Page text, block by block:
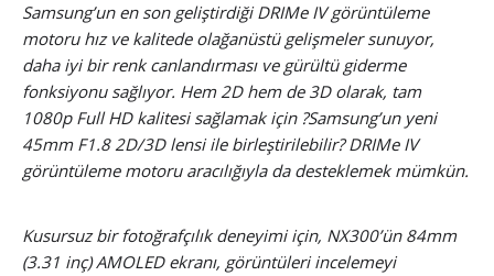
Samsung’un en son geliştirdiği DRIMe IV görüntüleme
motoru hız ve kalitede olağanüstü gelişmeler sunuyor,
daha iyi bir renk canlandırması ve gürültü giderme
fonksiyonu sağlıyor. Hem 2D hem de 3D olarak, tam
1080p Full HD kalitesi sağlamak için ?Samsung’un yeni
45mm F1.8 2D/3D lensi ile birleştirilebilir? DRIMe IV
görüntüleme motoru aracılığıyla da desteklemek mümkün.
Kusursuz bir fotoğrafçılık deneyimi için, NX300’ün 84mm
(3.31 inç) AMOLED ekranı, görüntüleri incelemeyi